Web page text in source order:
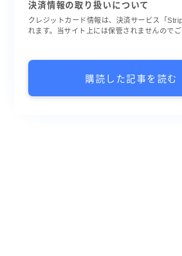
決済情報の取り扱いについて
クレジットカード情報は、決済サービス「
れます。当サイト上には保管されませんのでご
購読した記事を読む